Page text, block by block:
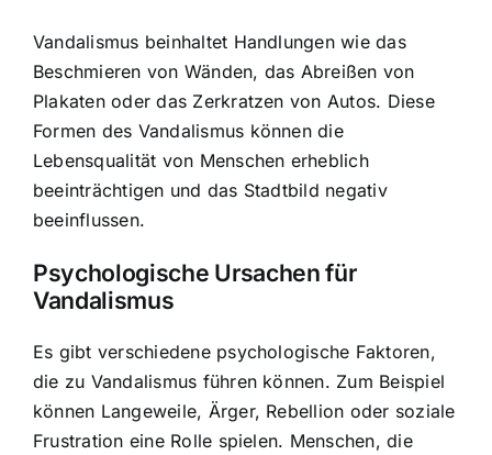
Vandalismus beinhaltet Handlungen wie das
Beschmieren von Wänden, das Abreißen von
Plakaten oder das Zerkratzen von Autos. Diese
Formen des Vandalismus können die
Lebensqualität von Menschen erheblich
beeinträchtigen und das Stadtbild negativ
beeinflussen.
Psychologische Ursachen für
Vandalismus
Es gibt verschiedene psychologische Faktoren,
die zu Vandalismus führen können. Zum Beispiel
können Langeweile, Ärger, Rebellion oder soziale
Frustration eine Rolle spielen. Menschen, die